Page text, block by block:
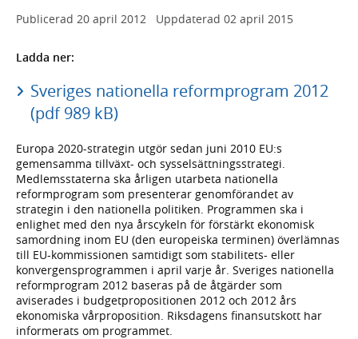
Publicerad 20 april 2012 Uppdaterad 02 april 2015
Ladda ner:
Sveriges nationella reformprogram 2012
(pdf 989 kB)
Europa 2020-strategin utgör sedan juni 2010 EU:s
gemensamma tillväxt- och sysselsättningsstrategi.
Medlemsstaterna ska årligen utarbeta nationella
reformprogram som presenterar genomförandet av
strategin i den nationella politiken. Programmen ska i
enlighet med den nya årscykeln för förstärkt ekonomisk
samordning inom EU (den europeiska terminen) överlämnas
till EU-kommissionen samtidigt som stabilitets- eller
konvergensprogrammen i april varje år. Sveriges nationella
reformprogram 2012 baseras på de åtgärder som
aviserades i budgetpropositionen 2012 och 2012 års
ekonomiska vårproposition. Riksdagens finansutskott har
informerats om programmet.